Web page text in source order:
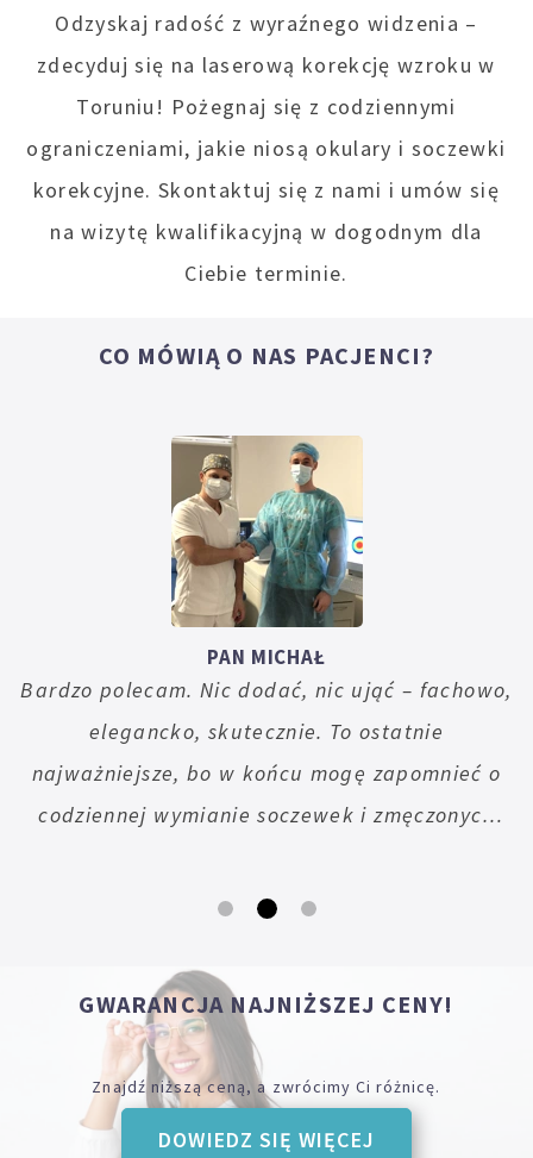
Odzyskaj radość z wyraźnego widzenia –
zdecyduj się na laserową korekcję wzroku w
Toruniu! Pożegnaj się z codziennymi
ograniczeniami, jakie niosą okulary i soczewki
korekcyjne. Skontaktuj się z nami i umów się
na wizytę kwalifikacyjną w dogodnym dla
Ciebie terminie.
CO MÓWIĄ O NAS PACJENCI?
PAN MICHAŁ
Bardzo polecam. Nic dodać, nic ująć – fachowo,
elegancko, skutecznie. To ostatnie
najważniejsze, bo w końcu mogę zapomnieć o
codziennej wymianie soczewek i zmęczonych
GWARANCJA NAJNIŻSZEJ CENY!
Znajdź niższą ceną, a zwrócimy Ci różnicę.
DOWIEDZ SIĘ WIĘCEJ